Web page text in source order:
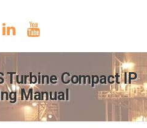
Turbine Compact IP
Manual